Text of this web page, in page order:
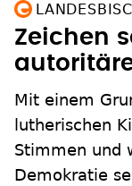
Zeichen
Mit einem
lutherischen
Stimmen und
Demokratie